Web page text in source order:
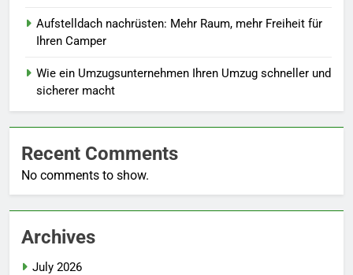
Aufstelldach nachrüsten: Mehr Raum, mehr Freiheit für
Ihren Camper
Wie ein Umzugsunternehmen Ihren Umzug schneller und
sicherer macht
Recent Comments
No comments to show.
Archives
July 2026